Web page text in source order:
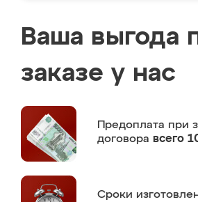
Ваша выгода
заказе у нас
Предоплата при
договора всего
Сроки